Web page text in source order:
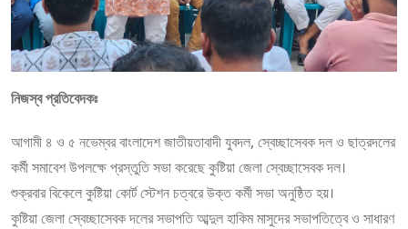
নিজস্ব প্রতিবেদকঃ
আগামী ৪ ও ৫ নভেম্বর বাংলাদেশ জাতীয়তাবাদী যুবদল, স্বেচ্ছাসেবক দল ও ছাত্রদলের
কর্মী সমাবেশ উপলক্ষে প্রস্তুতি সভা করেছে কুষ্টিয়া জেলা স্বেচ্ছাসেবক দল।
শুক্রবার বিকেলে কুষ্টিয়া কোর্ট স্টেশন চত্বরে উক্ত কর্মী সভা অনুষ্ঠিত হয়।
কুষ্টিয়া জেলা স্বেচ্ছাসেবক দলের সভাপতি আব্দুল হাকিম মাসুদের সভাপতিত্বে ও সাধারণ